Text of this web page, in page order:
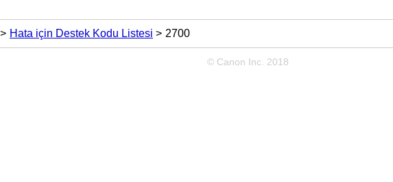
Hata için Destek Kodu Listesi 2700
© Canon Inc. 2018